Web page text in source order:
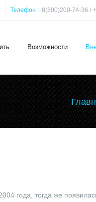
Телефон : 8(800)200-74-36 /
Возможности
года, тогда же